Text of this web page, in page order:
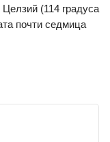
(114 градуса
почти седмица